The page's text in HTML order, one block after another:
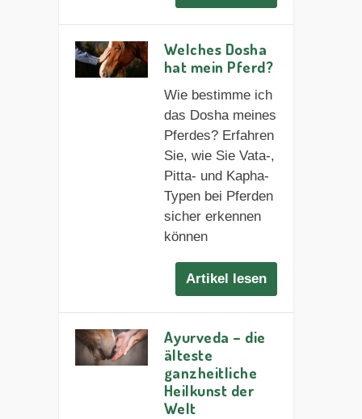
Welches Dosha
hat mein Pferd?
Wie bestimme ich
das Dosha meines
Pferdes? Erfahren
Sie, wie Sie Vata-,
Pitta- und Kapha-
Typen bei Pferden
sicher erkennen
können
Artikel lesen
Ayurveda – die
älteste
ganzheitliche
Heilkunst der
Welt